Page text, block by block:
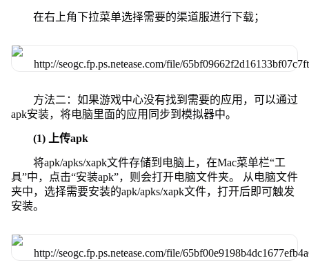
在右上角下拉菜单选择需要的渠道服进行下载；
方法二：如果游戏中心没有找到需要的应用，可以通过
apk安装，将电脑里面的应用同步到模拟器中。
(1) 上传apk
将apk/apks/xapk文件存储到电脑上，在Mac菜单栏“工
具”中，点击“安装apk”，则会打开电脑文件夹。 从电脑文件
夹中，选择需要安装的apk/apks/xapk文件，打开后即可触发
安装。